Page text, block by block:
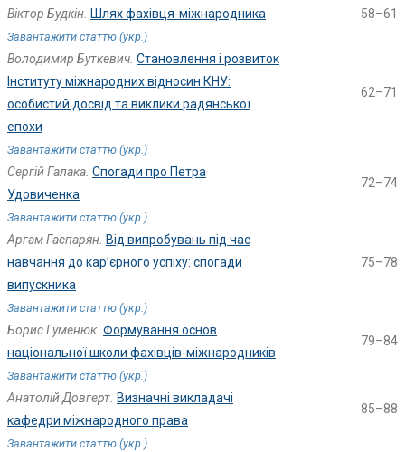
Віктор Будкін. Шлях фахівця-міжнародника 58–61
Завантажити статтю (укр.)
Володимир Буткевич. Становлення і розвиток
Інституту міжнародних відносин КНУ:
особистий досвід та виклики радянської
епохи
62–71
Завантажити статтю (укр.)
Сергій Галака. Спогади про Петра
Удовиченка
72–74
Завантажити статтю (укр.)
Аргам Гаспарян. Від випробувань під час
навчання до кар’єрного успіху: спогади
випускника
75–78
Завантажити статтю (укр.)
Борис Гуменюк. Формування основ
національної школи фахівців-міжнародників
79–84
Завантажити статтю (укр.)
Анатолій Довгерт. Визначні викладачі
кафедри міжнародного права
85–88
Завантажити статтю (укр.)